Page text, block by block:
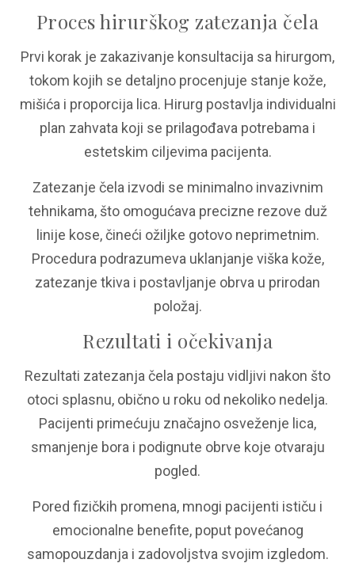
Proces hirurškog zatezanja čela
Prvi korak je zakazivanje konsultacija sa hirurgom,
tokom kojih se detaljno procenjuje stanje kože,
mišića i proporcija lica. Hirurg postavlja individualni
plan zahvata koji se prilagođava potrebama i
estetskim ciljevima pacijenta.
Zatezanje čela izvodi se minimalno invazivnim
tehnikama, što omogućava precizne rezove duž
linije kose, čineći ožiljke gotovo neprimetnim.
Procedura podrazumeva uklanjanje viška kože,
zatezanje tkiva i postavljanje obrva u prirodan
položaj.
Rezultati i očekivanja
Rezultati zatezanja čela postaju vidljivi nakon što
otoci splasnu, obično u roku od nekoliko nedelja.
Pacijenti primećuju značajno osveženje lica,
smanjenje bora i podignute obrve koje otvaraju
pogled.
Pored fizičkih promena, mnogi pacijenti ističu i
emocionalne benefite, poput povećanog
samopouzdanja i zadovoljstva svojim izgledom.